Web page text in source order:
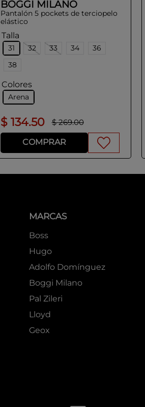
BOGGI MILANO
Pantalón 5 pockets de terciopelo
elástico
Talla
31 32 33 34
36
38
Colores
Arena
$ 134.50 $ 269.00
COMPRAR
MARCAS
Boss
Hugo
Adolfo Domínguez
Boggi Milano
Pal Zileri
Lloyd
Geox